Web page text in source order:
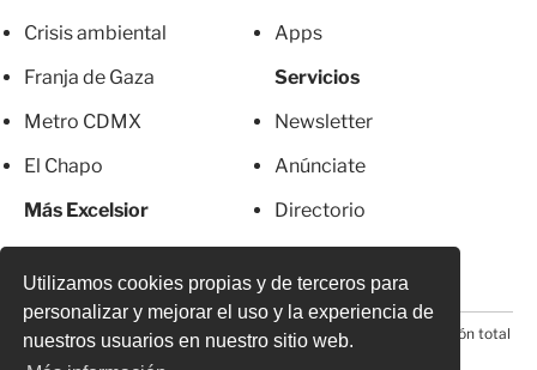
Utilizamos cookies propias y de terceros para
personalizar y mejorar el uso y la experiencia de
nuestros usuarios en nuestro sitio web.
Crisis ambiental
Franja de Gaza
Metro CDMX
El Chapo
Más Excelsior
Apps
Servicios
Newsletter
Anúnciate
Directorio
© 2026 Todos los derechos reservados. Prohibida la reproducción total
o parcial, incluyendo cualquier medio electrónico*